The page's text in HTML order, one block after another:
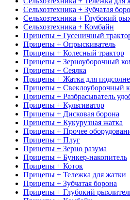
Сельхозтехника + Зубчатая
Сельхозтехника + Глубокий
Сельхозтехника + Комбайн
Прицепы + Гусеничный
Прицепы + Опрыскиватель
Прицепы + Колесный трактор
Прицепы + Зерноуборочный
Прицепы + Сеялка
Прицепы + Жатка для
Прицепы + Свеклоуборочный
Прицепы + Разбрасыватель
Прицепы + Культиватор
Прицепы + Дисковая борона
Прицепы + Кукурузная жатка
Прицепы + Прочее
Прицепы + Плуг
Прицепы + Зерно разума
Прицепы + Бункер-накопитель
Прицепы + Коток
Прицепы + Тележка для жатки
Прицепы + Зубчатая борона
Прицепы + Глубокий